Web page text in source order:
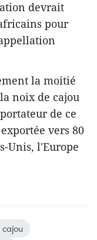
devrait
pour
la moitié
noix de cajou
de ce
vers 80
Unis, l'Europe
cajou